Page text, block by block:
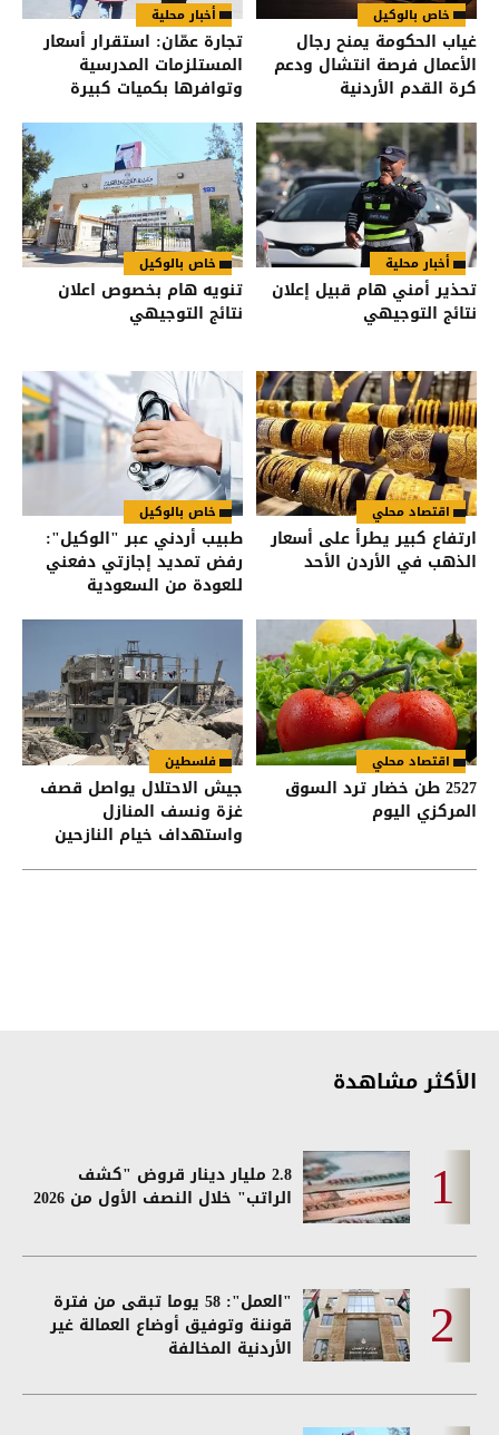
خاص بالوكيل
غياب الحكومة يمنح رجال
الأعمال فرصة انتشال ودعم
كرة القدم الأردنية
أخبار محلية
تجارة عمّان: استقرار أسعار
المستلزمات المدرسية
وتوافرها بكميات كبيرة
أخبار محلية
تحذير أمني هام قبيل إعلان
نتائج التوجيهي
خاص بالوكيل
تنويه هام بخصوص اعلان
نتائج التوجيهي
اقتصاد محلي
ارتفاع كبير يطرأ على أسعار
الذهب في الأردن الأحد
خاص بالوكيل
طبيب أردني عبر "الوكيل":
رفض تمديد إجازتي دفعني
للعودة من السعودية
اقتصاد محلي
2527 طن خضار ترد السوق
المركزي اليوم
فلسطين
جيش الاحتلال يواصل قصف
غزة ونسف المنازل
واستهداف خيام النازحين
الأكثر مشاهدة
2.8 مليار دينار قروض "كشف
الراتب" خلال النصف الأول من 2026
"العمل": 58 يوما تبقى من فترة
قوننة وتوفيق أوضاع العمالة غير
الأردنية المخالفة